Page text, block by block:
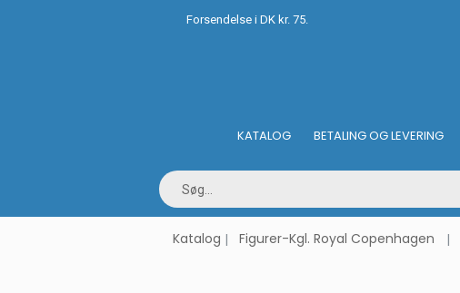
Forsendelse i DK kr. 75.
KATALOG BETALING OG LEVERING
Katalog Figurer-Kgl. Royal Copenhagen